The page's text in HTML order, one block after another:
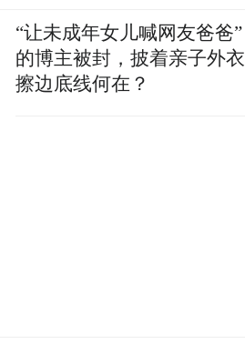
“让未成年女儿喊网友爸爸”
的博主被封，披着亲子外衣
擦边底线何在？